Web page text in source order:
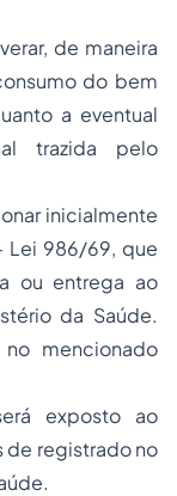
de maneira
do bem
a eventual
trazida pelo
inicialmente
Lei 986/69, que
ou entrega ao
da Saúde.
mencionado
exposto ao
de registrado no